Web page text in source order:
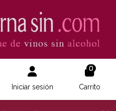
Iniciar sesión
0
Carrito